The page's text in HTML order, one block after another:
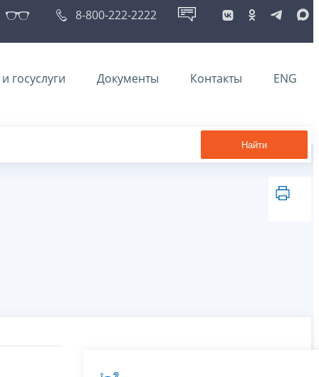
8-800-222-2222
госуслуги Документы Контакты ENG
Найти